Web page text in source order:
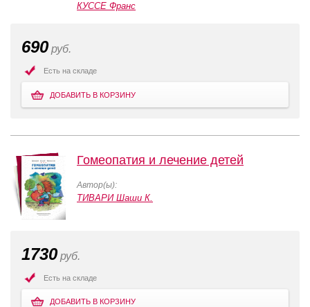
КУССЕ Франс
690 руб.
Есть на складе
ДОБАВИТЬ В КОРЗИНУ
Гомеопатия и лечение детей
Автор(ы):
ТИВАРИ Шаши К.
1730 руб.
Есть на складе
ДОБАВИТЬ В КОРЗИНУ